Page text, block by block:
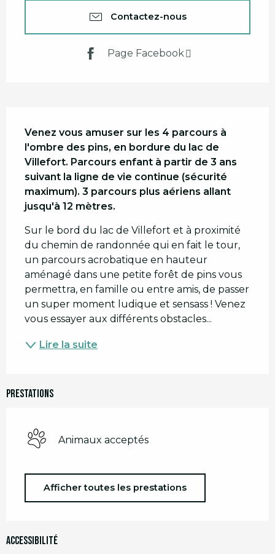
Contactez-nous
Page Facebook
Venez vous amuser sur les 4 parcours à
l'ombre des pins, en bordure du lac de
Villefort. Parcours enfant à partir de 3 ans
suivant la ligne de vie continue (sécurité
maximum). 3 parcours plus aériens allant
jusqu'à 12 mètres.
Sur le bord du lac de Villefort et à proximité
du chemin de randonnée qui en fait le tour,
un parcours acrobatique en hauteur
aménagé dans une petite forêt de pins vous
permettra, en famille ou entre amis, de passer
un super moment ludique et sensass ! Venez
vous essayer aux différents obstacles...
Lire la suite
Prestations
Animaux acceptés
Afficher toutes les prestations
Accessibilité